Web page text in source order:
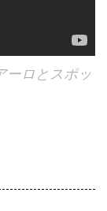
ーロとスポッ